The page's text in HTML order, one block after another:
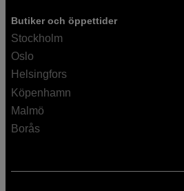
Butiker och öppettider
Stockholm
Oslo
Helsingfors
Köpenhamn
Malmö
Borås